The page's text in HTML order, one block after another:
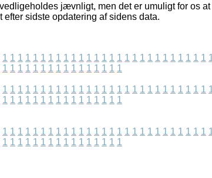
jævnligt, men det er umuligt for os
sidste opdatering af sidens data.
1 1 1 1 1 1 1 1 1 1 1 1 1 1 1 1 1 1 1 1 1 1 1 1 1 1 1
1 1 1 1 1 1 1 1 1 1 1 1 1 1 1 1
1 1 1 1 1 1 1 1 1 1 1 1 1 1 1 1 1 1 1 1 1 1 1 1 1 1 1
1 1 1 1 1 1 1 1 1 1 1 1 1 1 1 1
1 1 1 1 1 1 1 1 1 1 1 1 1 1 1 1 1 1 1 1 1 1 1 1 1 1 1
1 1 1 1 1 1 1 1 1 1 1 1 1 1 1 1